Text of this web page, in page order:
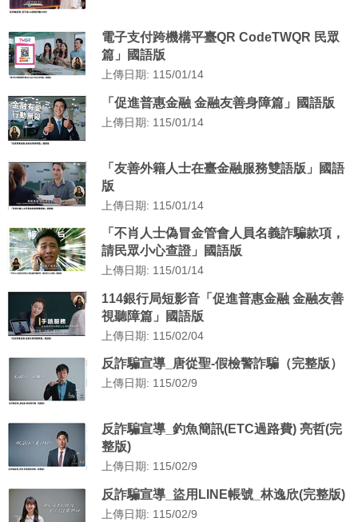
電子支付跨機構平臺QR CodeTWQR 民眾
篇」國語版
上傳日期: 115/01/14
「促進普惠金融 金融友善身障篇」國語版
上傳日期: 115/01/14
「友善外籍人士在臺金融服務雙語版」國語
版
上傳日期: 115/01/14
「不肖人士偽冒金管會人員名義詐騙款項，
請民眾小心查證」國語版
上傳日期: 115/01/14
114銀行局短影音「促進普惠金融 金融友善
視聽障篇」國語版
上傳日期: 115/02/04
反詐騙宣導_唐從聖-假檢警詐騙（完整版）
上傳日期: 115/02/9
反詐騙宣導_釣魚簡訊(ETC過路費) 亮哲(完
整版)
上傳日期: 115/02/9
反詐騙宣導_盜用LINE帳號_林逸欣(完整版)
上傳日期: 115/02/9